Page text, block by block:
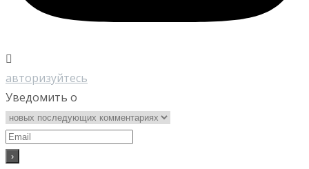
авторизуйтесь
Уведомить о